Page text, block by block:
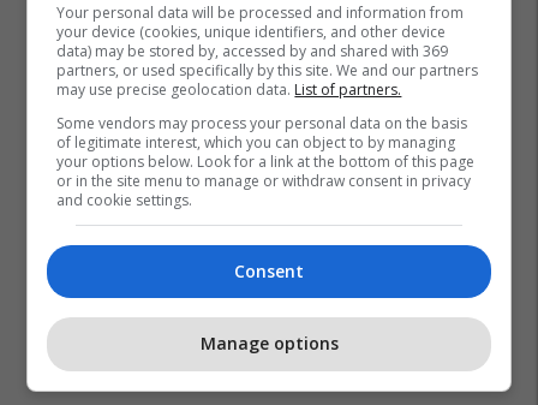
Your personal data will be processed and information from
your device (cookies, unique identifiers, and other device
data) may be stored by, accessed by and shared with 369
partners, or used specifically by this site. We and our partners
may use precise geolocation data. List of partners.
Some vendors may process your personal data on the basis
of legitimate interest, which you can object to by managing
your options below. Look for a link at the bottom of this page
or in the site menu to manage or withdraw consent in privacy
and cookie settings.
Consent
Manage options